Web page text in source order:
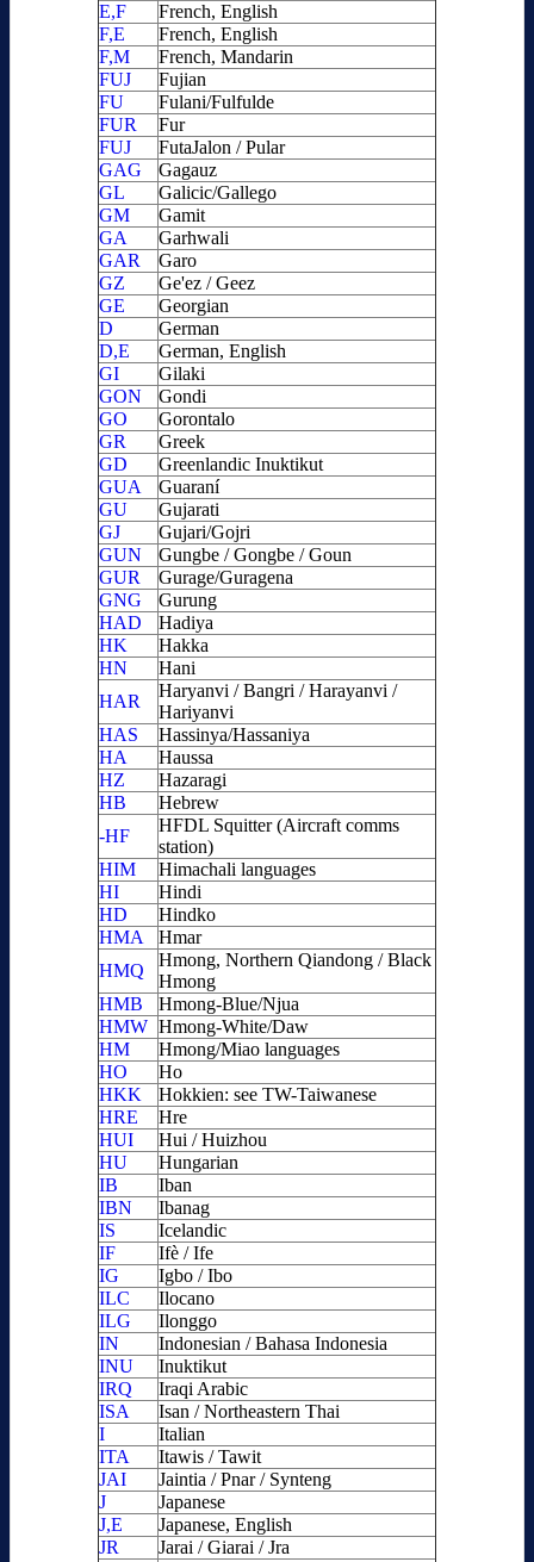
E,F
French, English
F,E
French, English
F,M
French, Mandarin
FUJ
Fujian
FU
Fulani/Fulfulde
FUR
Fur
FUJ
FutaJalon / Pular
GAG
Gagauz
GL
Galicic/Gallego
GM
Gamit
GA
Garhwali
GAR
Garo
GZ
Ge'ez / Geez
GE
Georgian
D
German
D,E
German, English
GI
Gilaki
GON
Gondi
GO
Gorontalo
GR
Greek
GD
Greenlandic Inuktikut
GUA
Guaraní
GU
Gujarati
GJ
Gujari/Gojri
GUN
Gungbe / Gongbe / Goun
GUR
Gurage/Guragena
GNG
Gurung
HAD
Hadiya
HK
Hakka
HN
Hani
HAR
Haryanvi / Bangri / Harayanvi /
Hariyanvi
HAS
Hassinya/Hassaniya
HA
Haussa
HZ
Hazaragi
HB
Hebrew
-HF
HFDL Squitter (Aircraft comms
station)
HIM
Himachali languages
HI
Hindi
HD
Hindko
HMA
Hmar
HMQ
Hmong, Northern Qiandong / Black
Hmong
HMB
Hmong-Blue/Njua
HMW Hmong-White/Daw
HM
Hmong/Miao languages
HO
Ho
HKK
Hokkien: see TW-Taiwanese
HRE
Hre
HUI
Hui / Huizhou
HU
Hungarian
IB
Iban
IBN
Ibanag
IS
Icelandic
IF
Ifè / Ife
IG
Igbo / Ibo
ILC
Ilocano
ILG
Ilonggo
IN
Indonesian / Bahasa Indonesia
INU
Inuktikut
IRQ
Iraqi Arabic
ISA
Isan / Northeastern Thai
I
Italian
ITA
Itawis / Tawit
JAI
Jaintia / Pnar / Synteng
J
Japanese
J,E
Japanese, English
JR
Jarai / Giarai / Jra